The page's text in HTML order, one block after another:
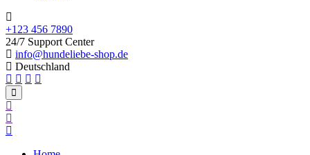
+123 456 7890
24/7 Support Center
info@hundeliebe-shop.de
Deutschland